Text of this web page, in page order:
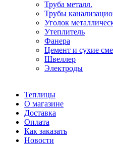
Труба металл.
Трубы
Уголок
Утеплитель
Фанера
Цемент и сухие
Швеллер
Электроды
Теплицы
О магазине
Доставка
Оплата
Как заказать
Новости